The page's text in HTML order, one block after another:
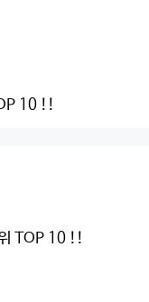
10 !!
TOP 10 !!